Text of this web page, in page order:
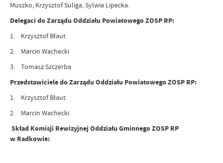
Muszko, Krzysztof Suliga, Sylwia Lipecka.
Delegaci do Zarządu Oddziału Powiatowego ZOSP RP:
1. Krzysztof Błaut
2. Marcin Wachecki
3. Tomasz Szczerba
Przedstawiciele do Zarządu Oddziału Powiatowego ZOSP RP:
1. Krzysztof Błaut
2. Marcin Wachecki
Skład Komisji Rewizyjnej Oddziału Gminnego ZOSP RP
w Radkowie: